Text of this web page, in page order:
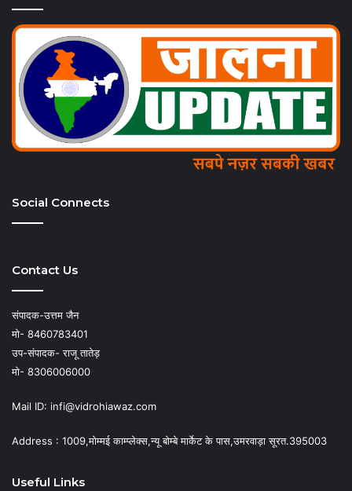
Social Connects
Contact Us
संपादक-उत्तम जैन
मो- 8460783401
उप-संपादक- राजू तातेड़
मो- 8306006000
Mail ID: infi@vidrohiawaz.com
Address : 1009,मोम्मई काम्प्लेक्स,न्यू बोम्बे मार्केट के पास,उमरवाड़ा सूरत.395003
Useful Links